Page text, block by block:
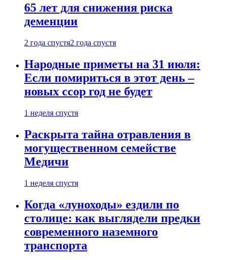
65 лет для снижения риска
деменции
2 года спустя2 года спустя
Народные приметы на 31 июля:
Если помириться в этот день –
новых ссор год не будет
1 неделя спустя
Раскрыта тайна отравления в
могущественном семействе
Медичи
1 неделя спустя
Когда «луноходы» ездили по
столице: как выглядели предки
современного наземного
транспорта